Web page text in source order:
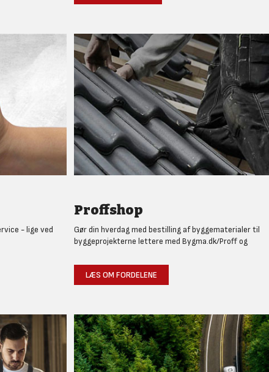
- lige ved
Proffshop
Gør din hverdag med bestilling af byggematerialer til
byggeprojekterne lettere med Bygma.dk/Proff og
LÆS OM FORDELENE